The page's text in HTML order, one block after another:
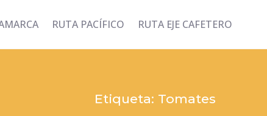
RUTA PACÍFICO RUTA EJE CAFETERO
Etiqueta: Tomates